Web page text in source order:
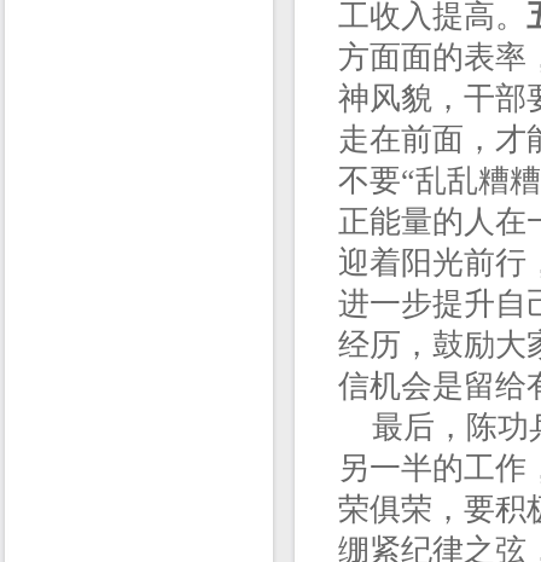
工收入提高。
方面面的表率
神风貌，干部
走在前面，才
不要“乱乱糟
正能量的人在
迎着阳光前行
进一步提升自
经历，鼓励大
信机会是留给
最后，陈功
另一半的工作
荣俱荣，要积
绷紧纪律之弦